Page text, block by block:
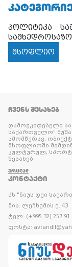
პოლიტიკა
სამხედრო
მსოფლიო
ᲩᲕᲔᲜᲡ ᲨᲔᲡᲐᲮᲔᲑ
დამოუკიდებელი
საქართველო”
ამომწურავ,
მსოფლიოში
კულტურულ,
შესახებ.
ᲕᲠᲪᲚᲐᲓ
ᲙᲝᲜᲢᲐᲥᲢᲘ
პს "ნიუს დეი
მის: ლეჩხუმის ქ. 43
ტელ: (+995 32) 257 91
ფოსტა: